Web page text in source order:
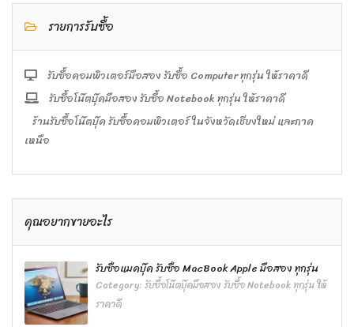
รายการรับซื้อ
รับซื้อคอมพิวเตอร์มือสอง รับซื้อ Computer ทุกรุ่น ให้ราคาดี
รับซื้อโน๊ตบุ๊คมือสอง รับซื้อ Notebook ทุกรุ่น ให้ราคาดี
ร้านรับซื้อโน๊ตบุ๊ค รับซื้อคอมพิวเตอร์ ในจังหวัดเชียงใหม่ และภาค
เหนือ
คุณอยากขายอะไร
รับซื้อแมคบุ๊ค รับซื้อ MacBook Apple มือสอง ทุกรุ่น
Category:รับซื้อโน๊ตบุ๊คมือสอง รับซื้อ Notebook ทุกรุ่น ให้
ราคาดี